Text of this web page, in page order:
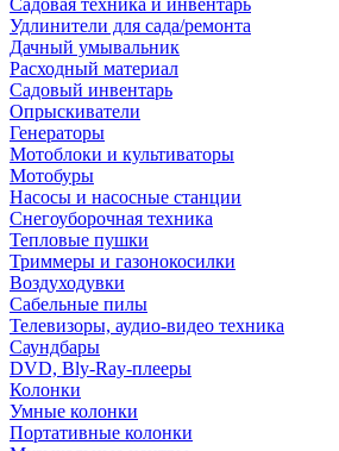
Садовая техника и инвентарь
Удлинители для сада/ремонта
Дачный умывальник
Расходный материал
Садовый инвентарь
Опрыскиватели
Генераторы
Мотоблоки и культиваторы
Мотобуры
Насосы и насосные станции
Снегоуборочная техника
Тепловые пушки
Триммеры и газонокосилки
Воздуходувки
Сабельные пилы
Телевизоры, аудио-видео техника
Саундбары
DVD, Bly-Ray-плееры
Колонки
Умные колонки
Портативные колонки